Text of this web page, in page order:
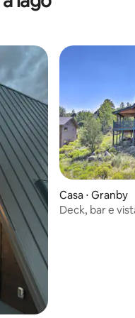
Casa ⋅ Granby
Deck, bar e